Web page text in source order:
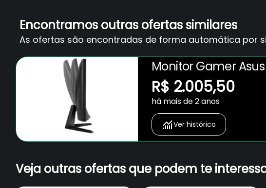
Encontramos outras ofertas similares
As ofertas são encontradas de forma automática por
Monitor Gamer Asus
1ms, 165 Hz,
HDMI/DisplayPort,
Low Motion Blue -
R$ 2.005,50
há mais de 2 anos
Ver histórico
Veja outras ofertas que podem te